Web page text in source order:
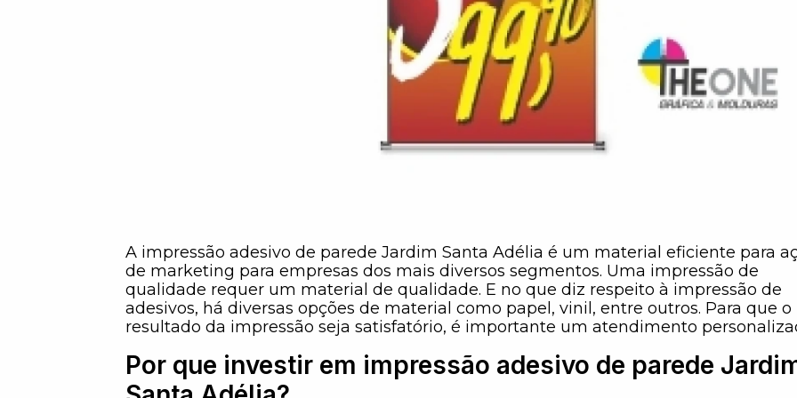
A impressão adesivo de parede Jardim Santa Adélia é um material eficiente para
de marketing para empresas dos mais diversos segmentos. Uma impressão de
qualidade requer um material de qualidade. E no que diz respeito à impressão de
adesivos, há diversas opções de material como papel, vinil, entre outros. Para que o
resultado da impressão seja satisfatório, é importante um atendimento
Por que investir em impressão adesivo de parede